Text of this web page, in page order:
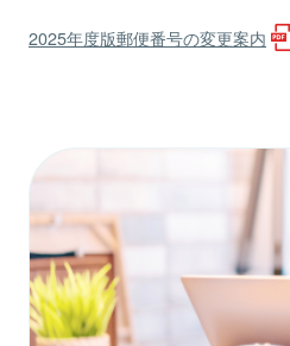
2025年度版郵便番号の変更案内